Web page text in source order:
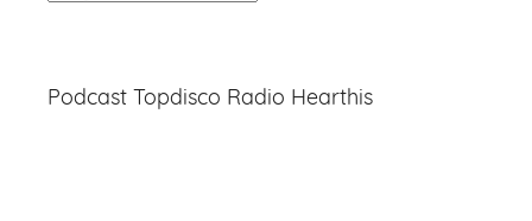
Podcast Topdisco Radio Hearthis